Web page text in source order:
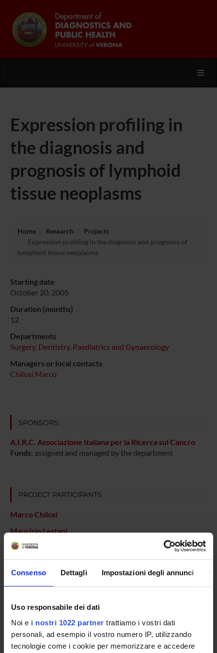
Consenso Dettagli Impostazioni degli annunci
Uso responsabile dei dati
Noi e i nostri 1022 partner trattiamo i vostri dati
personali, ad esempio il vostro numero IP, utilizzando
tecnologie come i cookie per memorizzare e accedere
Expression profiling in
the diagnosis and
prognosis of lymphoid
tissue neoplasms
Home Research
Projects
Expression profiling in the diagnosis and prognosis of
lymphoid tissue neoplasms
Starting date
October 20, 2005
Duration (months)
12
Departments
Surgery, Dentistry, Paediatrics and Gynaecology
Managers or local contacts
Chilosi Marco
SPONSORS:
A.I.R.C. Associazione Italiana per la Ricerca sul Cancro
Funds: assigned and managed by the department
PROJECT PARTICIPANTS
Marco Chilosi
Maurizio Lestani
Giorgio Malpeli
Technical-administrative staff
Fabio Menestrina
Technical-administrative staff
Aldo Scarpa
Full Professor
Alberto Zamo'